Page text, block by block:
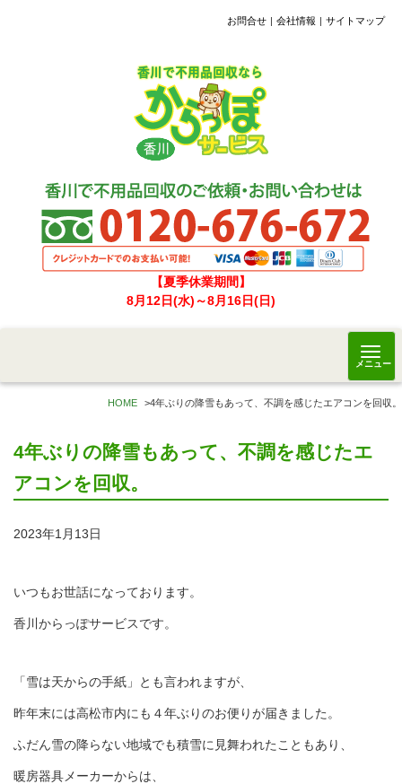
お問合せ 会社情報 サイトマップ
【夏季休業期間】
8月12日(水)～8月16日(日)
メニュー
HOME >4年ぶりの降雪もあって、不調を感じたエアコンを回収。
4年ぶりの降雪もあって、不調を感じたエ
アコンを回収。
2023年1月13日
いつもお世話になっております。
香川からっぽサービスです。
「雪は天からの手紙」とも言われますが、
昨年末には高松市内にも４年ぶりのお便りが届きました。
ふだん雪の降らない地域でも積雪に見舞われたこともあり、
暖房器具メーカーからは、